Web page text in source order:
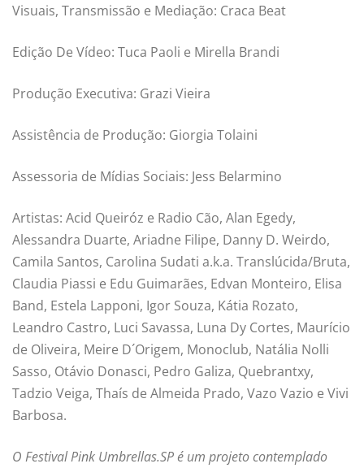
Visuais, Transmissão e Mediação: Craca Beat
Edição De Vídeo: Tuca Paoli e Mirella Brandi
Produção Executiva: Grazi Vieira
Assistência de Produção: Giorgia Tolaini
Assessoria de Mídias Sociais: Jess Belarmino
Artistas: Acid Queiróz e Radio Cão, Alan Egedy,
Alessandra Duarte, Ariadne Filipe, Danny D. Weirdo,
Camila Santos, Carolina Sudati a.k.a. Translúcida/Bruta,
Claudia Piassi e Edu Guimarães, Edvan Monteiro, Elisa
Band, Estela Lapponi, Igor Souza, Kátia Rozato,
Leandro Castro, Luci Savassa, Luna Dy Cortes, Maurício
de Oliveira, Meire D´Origem, Monoclub, Natália Nolli
Sasso, Otávio Donasci, Pedro Galiza, Quebrantxy,
Tadzio Veiga, Thaís de Almeida Prado, Vazo Vazio e Vivi
Barbosa.
O Festival Pink Umbrellas.SP é um projeto contemplado